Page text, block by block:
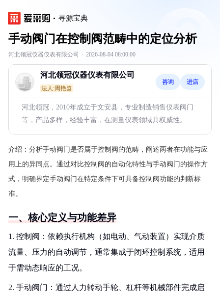
寻源宝典
手动阀门在控制阀范畴中的定位分析
河北领冠仪器仪表有限公司 · 2026-08-04 08:00:00
河北领冠仪器仪表有限公司
法人:周艳喜
咨询 进店
河北领冠，2010年成立于文安县，专业制造销售仪表阀门
等，产品多样，经验丰富，在测量仪表领域具权威性。
介绍： 分析手动阀门是否属于控制阀的范畴，阐述两者在功能与应
用上的异同点。通过对比控制阀的自动化特性与手动阀门的操作方
式，明确界定手动阀门在特定条件下可具备控制阀功能的判断标
准。
一、核心定义与功能差异
1. 控制阀：依赖执行机构（如电动、气动装置）实现介质
流量、压力的自动调节，通常集成于闭环控制系统，适用
于需动态响应的工况。
2. 手动阀门：通过人力转动手轮、杠杆等机械部件完成启